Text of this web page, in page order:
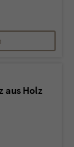
aus Holz